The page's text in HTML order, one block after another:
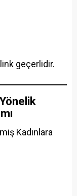
geçerlidir.
Kadınlara